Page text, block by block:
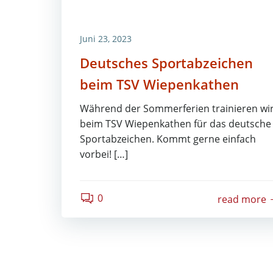
Juni 23, 2023
Deutsches Sportabzeichen
beim TSV Wiepenkathen
Während der Sommerferien trainieren
beim TSV Wiepenkathen für das deutsche
Sportabzeichen. Kommt gerne einfach
vorbei! […]
0 read more